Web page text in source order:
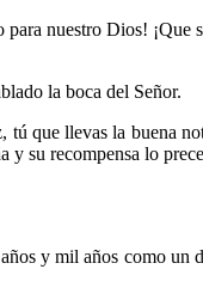
nuestro Dios!
la boca del Señor.
que llevas la buena
recompensa lo
y mil años como